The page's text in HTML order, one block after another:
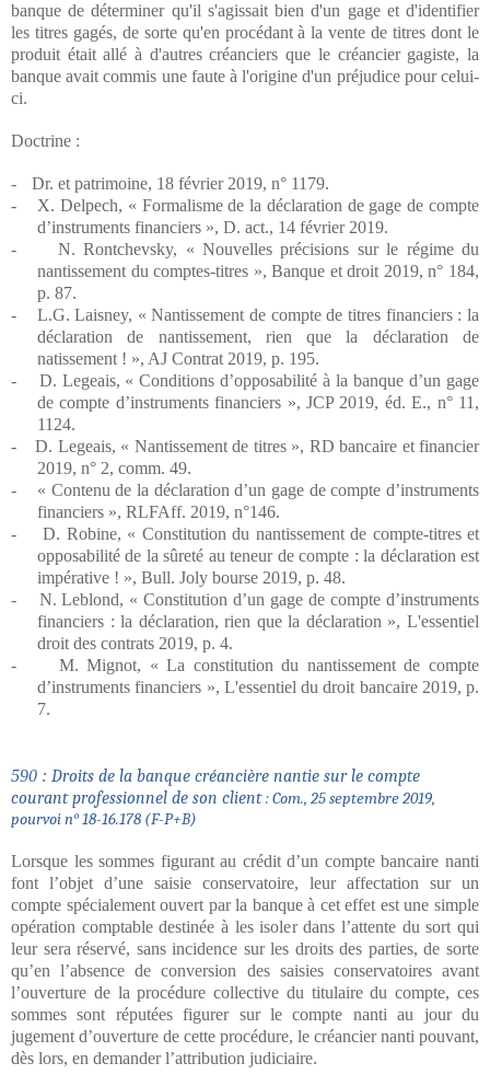
banque de déterminer qu'il s'agissait bien d'un gage et d'identifier
les titres gagés, de sorte qu'en procédant à la vente de titres dont le
produit était allé à d'autres créanciers que le créancier gagiste, la
banque avait commis une faute à l'origine d'un préjudice pour celui-
ci.
Doctrine :
-
Dr. et patrimoine, 18 février 2019, n° 1179.
-
X. Delpech, « Formalisme de la déclaration de gage de compte
d’instruments financiers », D. act., 14 février 2019.
-
N. Rontchevsky, « Nouvelles précisions sur le régime du
nantissement du comptes-titres », Banque et droit 2019, n° 184,
p. 87.
-
L.G. Laisney, « Nantissement de compte de titres financiers : la
déclaration de nantissement, rien que la déclaration de
natissement ! », AJ Contrat 2019, p. 195.
-
D. Legeais, « Conditions d’opposabilité à la banque d’un gage
de compte d’instruments financiers », JCP 2019, éd. E., n° 11,
1124.
-
D. Legeais, « Nantissement de titres », RD bancaire et financier
2019, n° 2, comm. 49.
-
« Contenu de la déclaration d’un gage de compte d’instruments
financiers », RLFAff. 2019, n°146.
-
D. Robine, « Constitution du nantissement de compte-titres et
opposabilité de la sûreté au teneur de compte : la déclaration est
impérative ! », Bull. Joly bourse 2019, p. 48.
-
N. Leblond, « Constitution d’un gage de compte d’instruments
financiers : la déclaration, rien que la déclaration », L'essentiel
droit des contrats 2019, p. 4.
-
M. Mignot, « La constitution du nantissement de compte
d’instruments financiers », L'essentiel du droit bancaire 2019, p.
7.
590 : Droits de la banque créancière nantie sur le compte
courant professionnel de son client: Com., 25 septembre 2019,
pourvoi n° 18-16.178 (F-P+B)
Lorsque les sommes figurant au crédit d’un compte bancaire nanti
font l’objet d’une saisie conservatoire, leur affectation sur un
compte spécialement ouvert par la banque à cet effet est une simple
opération comptable destinée à les isoler dans l’attente du sort qui
leur sera réservé, sans incidence sur les droits des parties, de sorte
qu’en l’absence de conversion des saisies conservatoires avant
l’ouverture de la procédure collective du titulaire du compte, ces
sommes sont réputées figurer sur le compte nanti au jour du
jugement d’ouverture de cette procédure, le créancier nanti pouvant,
dès lors, en demander l’attribution judiciaire.